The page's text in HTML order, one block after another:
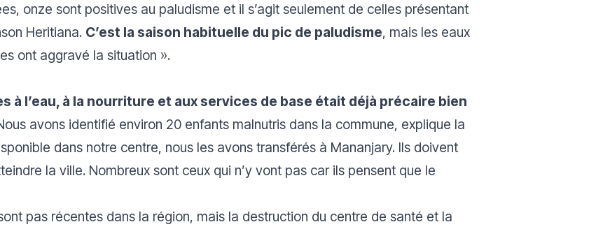
onze sont positives au paludisme et il s’agit seulement de celles présentant
Heritiana. C’est la saison habituelle du pic de paludisme, mais les eaux
ont aggravé la situation ».
à l’eau, à la nourriture et aux services de base était déjà précaire bien
avons identifié environ 20 enfants malnutris dans la commune, explique la
dans notre centre, nous les avons transférés à Mananjary. Ils doivent
la ville. Nombreux sont ceux qui n’y vont pas car ils pensent que le
pas récentes dans la région, mais la destruction du centre de santé et la